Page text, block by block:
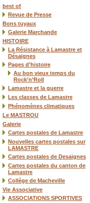
best of
Revue de Presse
Bons tuyaux
Galerie Marchande
HISTOIRE
La Résistance à Lamastre et
Désaignes
Pages d’histoire
Au bon vieux temps du
Rock’n’Roll
Lamastre et la guerre
Les classes de Lamastre
Phénomènes climatiques
Le MASTROU
Galerie
Cartes postales de Lamastre
Nouvelles cartes postales sur
LAMASTRE
Cartes postales de Desaignes
Cartes postales du canton de
Lamastre
Collège de Macheville
Vie Associative
ASSOCIATIONS SPORTIVES